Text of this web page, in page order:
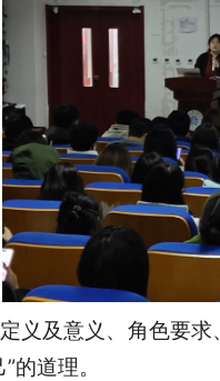
义及意义、角色要
的道理。